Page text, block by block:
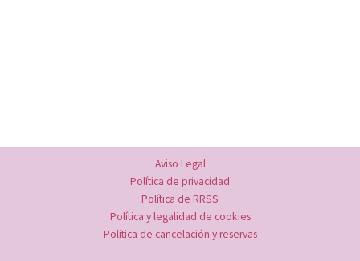
Aviso Legal
Política de privacidad
Política de RRSS
Política y legalidad de cookies
Política de cancelación y reservas